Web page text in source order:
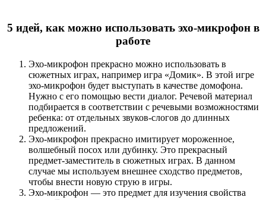
5 идей, как можно использовать эхо-микрофон в
работе
Эхо-микрофон прекрасно можно использовать в
сюжетных играх, например игра «Домик». В этой игре
эхо-микрофон будет выступать в качестве домофона.
Нужно с его помощью вести диалог. Речевой материал
подбирается в соответствии с речевыми возможностями
ребенка: от отдельных звуков-слогов до длинных
предложений.
Эхо-микрофон прекрасно имитирует мороженное,
волшебный посох или дубинку. Это прекрасный
предмет-заместитель в сюжетных играх. В данном
случае мы используем внешнее сходство предметов,
чтобы внести новую струю в игры.
Эхо-микрофон — это предмет для изучения свойства